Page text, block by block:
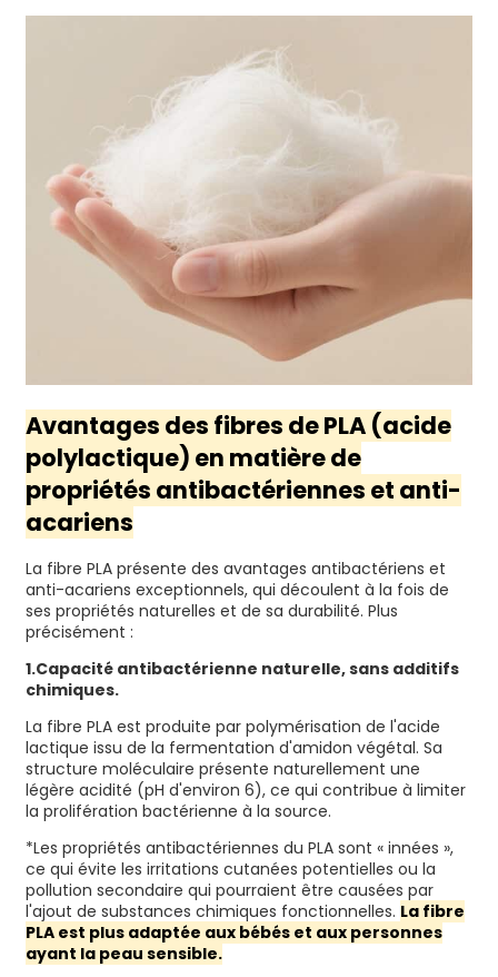
Avantages des fibres de PLA (acide
polylactique) en matière de
propriétés antibactériennes et anti-
acariens
La fibre PLA présente des avantages antibactériens et
anti-acariens exceptionnels, qui découlent à la fois de
ses propriétés naturelles et de sa durabilité. Plus
précisément :
1.Capacité antibactérienne naturelle, sans additifs
chimiques.
La fibre PLA est produite par polymérisation de l'acide
lactique issu de la fermentation d'amidon végétal. Sa
structure moléculaire présente naturellement une
légère acidité (pH d'environ 6), ce qui contribue à limiter
la prolifération bactérienne à la source.
*Les propriétés antibactériennes du PLA sont « innées »,
ce qui évite les irritations cutanées potentielles ou la
pollution secondaire qui pourraient être causées par
l'ajout de substances chimiques fonctionnelles. La fibre
PLA est plus adaptée aux bébés et aux personnes
ayant la peau sensible.